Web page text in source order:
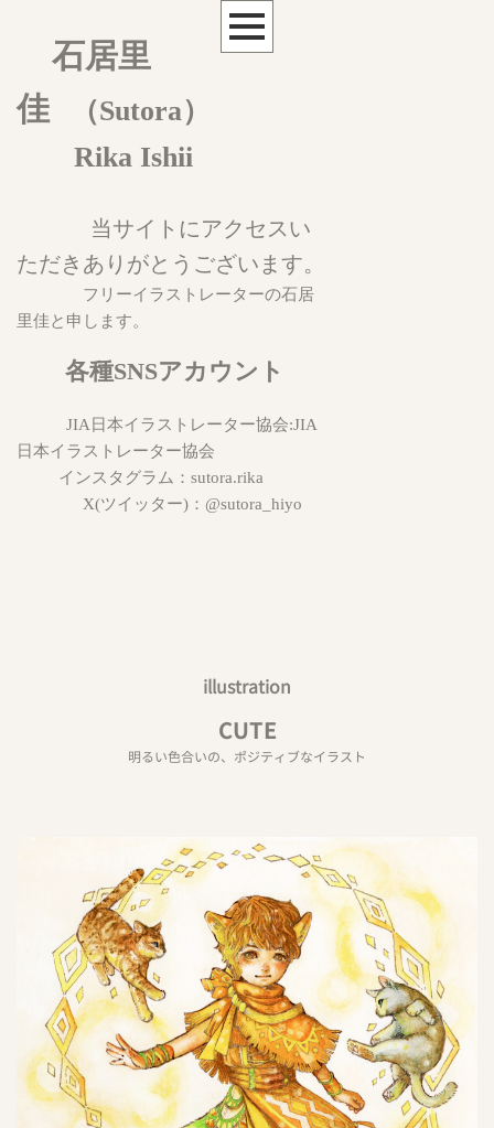
石居里
佳
（Sutora）
Rika Ishii
当サイトにアクセスい
ただきありがとうございます。
フリーイラストレーターの石居
里佳と申します。
各種SNSアカウント
JIA日本イラストレーター協会:JIA
日本イラストレーター協会
インスタグラム： sutora.rika
X(ツイッター)： @sutora_hiyo
illustration
CUTE
明るい色合いの、ポジティブなイラスト